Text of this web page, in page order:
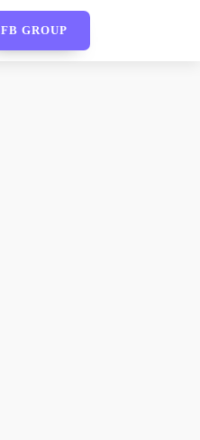
FB GROUP